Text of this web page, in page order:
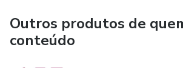
Outros produtos de
conteúdo